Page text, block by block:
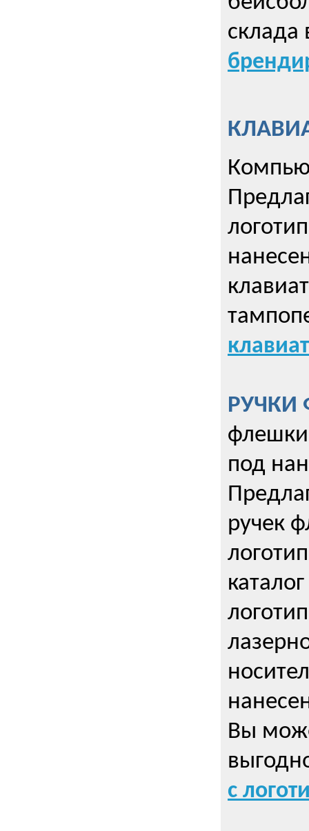
РУЧКИ
флешки
под
ручек
Вы
с